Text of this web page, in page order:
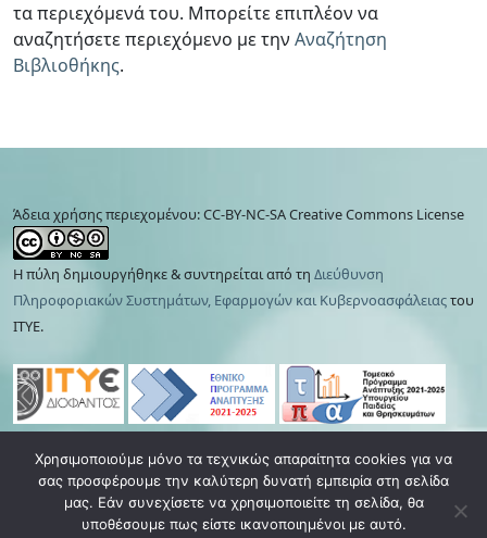
τα περιεχόμενά του. Μπορείτε επιπλέον να
αναζητήσετε περιεχόμενο με την Αναζήτηση
Βιβλιοθήκης.
Άδεια χρήσης περιεχομένου: CC-BY-NC-SA Creative Commons License
Η πύλη δημιουργήθηκε & συντηρείται από τη Διεύθυνση
Πληροφοριακών Συστημάτων, Εφαρμογών και Κυβερνοασφάλειαςτου
ΙΤΥΕ.
Πολιτική απορρήτου|Όροι χρήσης|Cookies|
Ανάκληση συγκατάθεσης
Χρησιμοποιούμε μόνο τα τεχνικώς απαραίτητα cookies για να
σας προσφέρουμε την καλύτερη δυνατή εμπειρία στη σελίδα
μας. Εάν συνεχίσετε να χρησιμοποιείτε τη σελίδα, θα
υποθέσουμε πως είστε ικανοποιημένοι με αυτό.